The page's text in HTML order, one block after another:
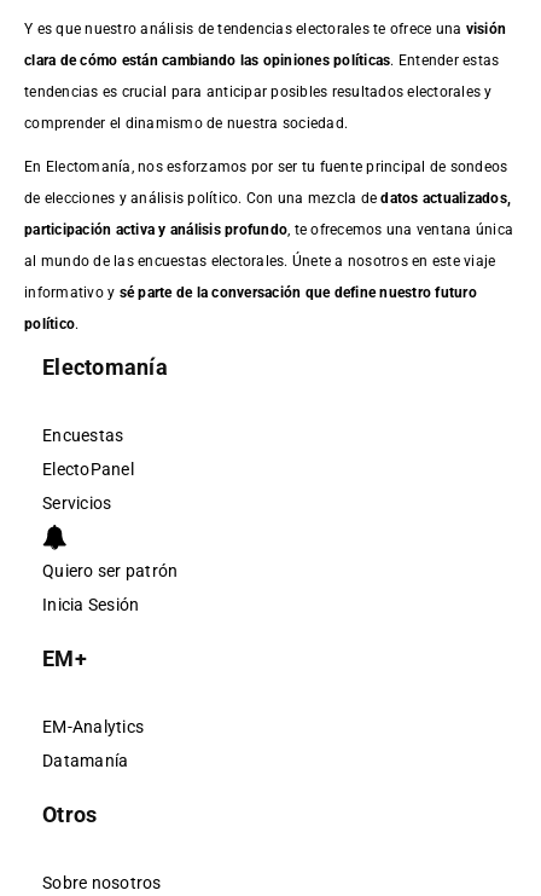
Y es que nuestro análisis de tendencias electorales te ofrece una visión
clara de cómo están cambiando las opiniones políticas. Entender estas
tendencias es crucial para anticipar posibles resultados electorales y
comprender el dinamismo de nuestra sociedad.
En Electomanía, nos esforzamos por ser tu fuente principal de sondeos
de elecciones y análisis político. Con una mezcla dedatos actualizados,
participación activa y análisis profundo, te ofrecemos una ventana única
al mundo de las encuestas electorales. Únete a nosotros en este viaje
informativo y sé parte de la conversación que define nuestro futuro
político.
Electomanía
Encuestas
ElectoPanel
Servicios
Quiero ser patrón
Inicia Sesión
EM+
EM-Analytics
Datamanía
Otros
Sobre nosotros